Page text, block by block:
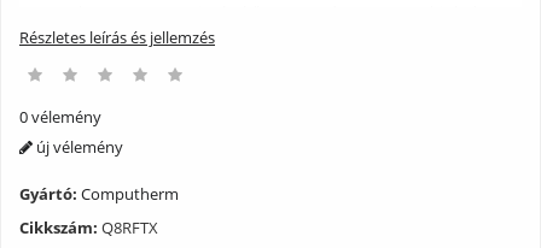
vezeték nélküli szoba termosztáthoz.
Részletes leírás és jellemzés
0 vélemény
új vélemény
Gyártó: Computherm
Cikkszám: Q8RFTX